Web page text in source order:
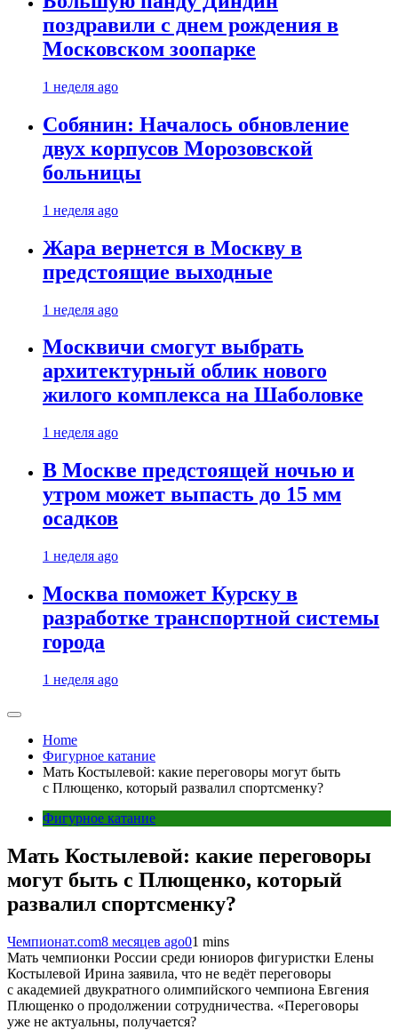
поздравили с днем рождения в
Московском зоопарке
1 неделя ago
Собянин: Началось обновление
двух корпусов Морозовской
больницы
1 неделя ago
Жара вернется в Москву в
предстоящие выходные
1 неделя ago
Москвичи смогут выбрать
архитектурный облик нового
жилого комплекса на Шаболовке
1 неделя ago
В Москве предстоящей ночью и
утром может выпасть до 15 мм
осадков
1 неделя ago
Москва поможет Курску в
разработке транспортной системы
города
1 неделя ago
Home
Фигурное катание
Мать Костылевой: какие переговоры могут быть
с Плющенко, который развалил спортсменку?
Фигурное катание
Мать Костылевой: какие переговоры
могут быть с Плющенко, который
развалил спортсменку?
Чемпионат.com8 месяцев ago01 mins
Мать чемпионки России среди юниоров фигуристки Елены
Костылевой Ирина заявила, что не ведёт переговоры
с академией двукратного олимпийского чемпиона Евгения
Плющенко о продолжении сотрудничества. «Переговоры
уже не актуальны, получается?